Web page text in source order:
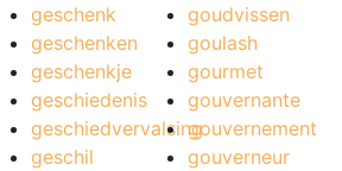
geschenk
geschenken
geschenkje
geschiedenis
geschiedvervalsing
geschil
goudvissen
goulash
gourmet
gouvernante
gouvernement
gouverneur